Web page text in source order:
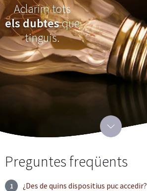
Aclarim tots
els dubtesque
tinguis.
Preguntes freqüents
1 ¿Des de quins dispositius puc accedir?